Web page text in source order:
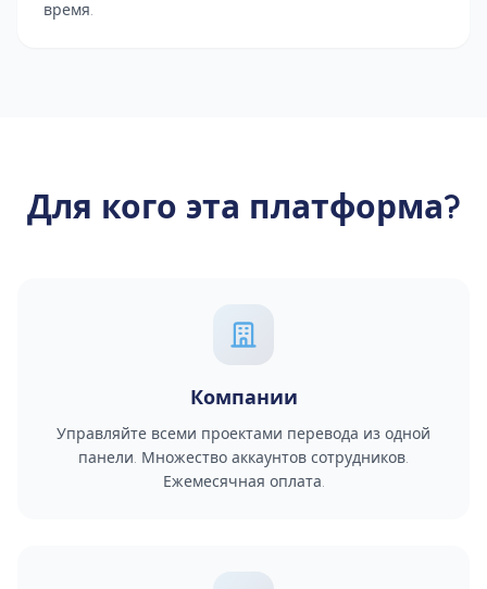
время.
Для кого эта платформа?
Компании
Управляйте всеми проектами перевода из одной
панели. Множество аккаунтов сотрудников.
Ежемесячная оплата.